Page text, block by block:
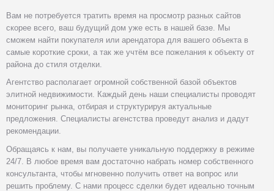
Вам не потребуется тратить время на просмотр разных сайтов
скорее всего, ваш будущий дом уже есть в нашей базе. Мы
сможем найти покупателя или арендатора для вашего объекта в
самые короткие сроки, а так же учтём все пожелания к объекту от
района до стиля отделки.
Агентство располагает огромной собственной базой объектов
элитной недвижимости. Каждый день наши специалисты проводят
мониторинг рынка, отбирая и структурируя актуальные
предложения. Специалисты агенстства проведут анализ и дадут
рекомендации.
Обращаясь к нам, вы получаете уникальную поддержку в режиме
24/7. В любое время вам достаточно набрать номер собственного
консультанта, чтобы мгновенно получить ответ на вопрос или
решить проблему. С нами процесс сделки будет идеально точным